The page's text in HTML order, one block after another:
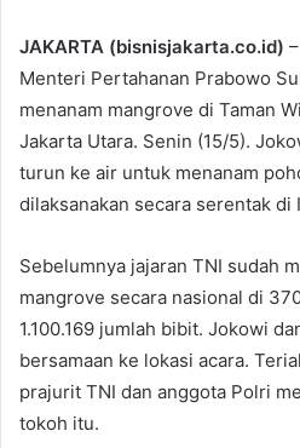
JAKARTA (bisnisjakarta.co.id)
Menteri Pertahanan Prabowo
menanam mangrove di Taman
Jakarta Utara. Senin (15/5).
turun ke air untuk menanam
dilaksanakan secara serentak
Sebelumnya jajaran TNI sudah
mangrove secara nasional di
1.100.169 jumlah bibit. Jokowi
bersamaan ke lokasi acara.
prajurit TNI dan anggota Polri
tokoh itu.